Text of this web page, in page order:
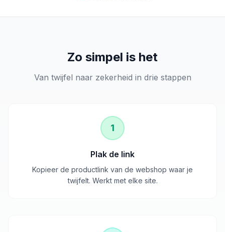
Zo simpel is het
Van twijfel naar zekerheid in drie stappen
1
Plak de link
Kopieer de productlink van de webshop waar je
twijfelt. Werkt met elke site.